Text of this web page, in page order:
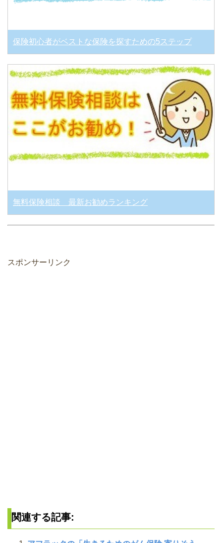
保険初心者がベストな保険を探すための5ステップ
無料保険相談 最新お勧めランキング
スポンサーリンク
関連する記事: